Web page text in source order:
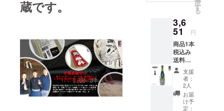
蔵です。
（国
産）、
米麹
（国産
米） ア
ルコー
ル度
数：15
等 原料
米：五
より、
飲んで
いただ
くお客
様に感
動と安
らぎを
与え、
人との
出会い
を広げ
「燦
米酒」
とのコ
ラボ
レー
ション
日本酒
です。
「燦
爛 純
米酒」
は1937
年創業
択
す
る
3,6
51 円
商品1本
税込み
送料込
み+お礼
のメー
ル 男子
プロバ
スケッ
トボー
支援
者：
2人
お届
け予
定：